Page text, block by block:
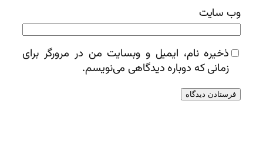
وب‌ سایت
ذخیره نام، ایمیل و وبسایت من در مرورگر برای
زمانی که دوباره دیدگاهی می‌نویسم.